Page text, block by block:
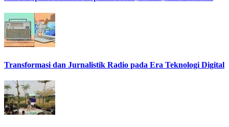
Transformasi dan Jurnalistik Radio pada Era Teknologi Digital